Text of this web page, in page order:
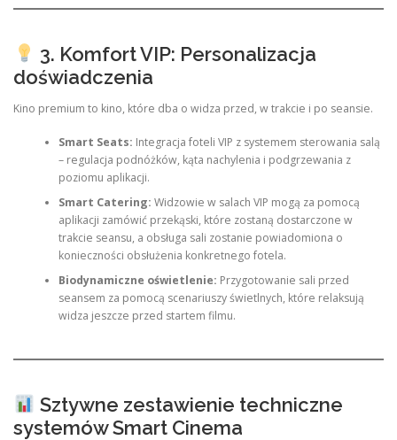
3. Komfort VIP: Personalizacja
doświadczenia
Kino premium to kino, które dba o widza przed, w trakcie i po seansie.
Smart Seats: Integracja foteli VIP z systemem sterowania salą
– regulacja podnóżków, kąta nachylenia i podgrzewania z
poziomu aplikacji.
Smart Catering: Widzowie w salach VIP mogą za pomocą
aplikacji zamówić przekąski, które zostaną dostarczone w
trakcie seansu, a obsługa sali zostanie powiadomiona o
konieczności obsłużenia konkretnego fotela.
Biodynamiczne oświetlenie: Przygotowanie sali przed
seansem za pomocą scenariuszy świetlnych, które relaksują
widza jeszcze przed startem filmu.
Sztywne zestawienie techniczne
systemów Smart Cinema